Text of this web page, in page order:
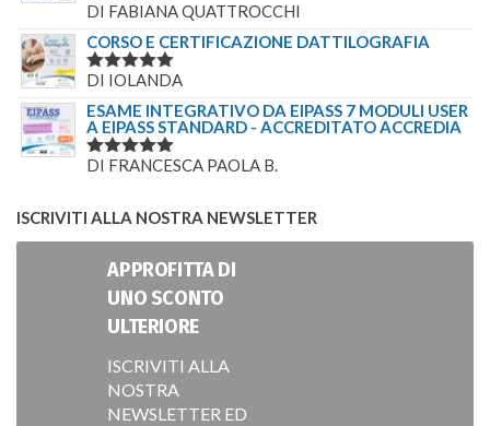
VALUTATO
DI FABIANA QUATTROCCHI
CORSO E CERTIFICAZIONE DATTILOGRAFIA
VALUTATO
DI IOLANDA
ESAME INTEGRATIVO DA EIPASS 7 MODULI USER
A EIPASS STANDARD - ACCREDITATO ACCREDIA
VALUTATO
DI FRANCESCA PAOLA B.
ISCRIVITI ALLA NOSTRA NEWSLETTER
APPROFITTA DI
UNO SCONTO
ULTERIORE
ISCRIVITI ALLA
NOSTRA
NEWSLETTER ED